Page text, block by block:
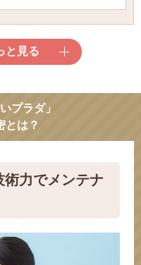
と見る
プラダ」
とは？
術力でメンテナ